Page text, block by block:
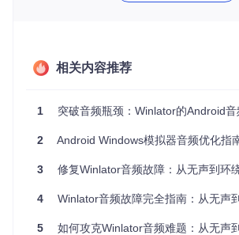
com.winlator:alsaserver
nlator/files/pulse/pulse.conf（
如果缺少任一进程，可尝试通过应用内的"
（位于设置→高级→开发者选项）重新启动
资源完整性验证
音频驱动所需的核心资源文件若损坏或缺失
相关内容推荐
1 突破音频瓶颈：Winlator的Android音频
2 Android Windows模拟器音频优化指南：从无声到沉浸
3 修复Winlator音频故障：从无声到环绕
4 Winlator音频故障完全指南：从无声到
5 如何攻克Winlator音频难题：从无声到沉